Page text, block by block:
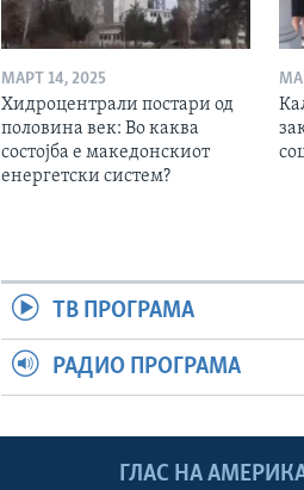
МАРТ 14, 2025
Хидроцентрали постари од
половина век: Во каква
состојба е македонскиот
енергетски систем?
ТВ ПРОГРАМА
РАДИО ПРОГРАМА
ГЛАС НА